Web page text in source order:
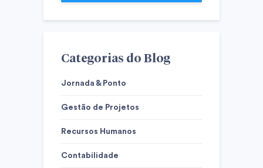
Categorias do Blog
Jornada & Ponto
Gestão de Projetos
Recursos Humanos
Contabilidade